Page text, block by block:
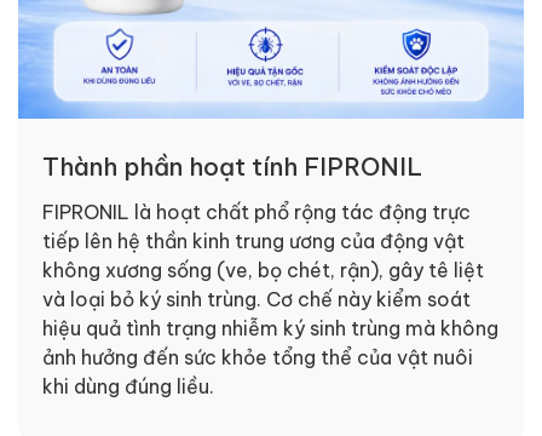
Thành phần hoạt tính FIPRONIL
FIPRONIL là hoạt chất phổ rộng tác động trực
tiếp lên hệ thần kinh trung ương của động vật
không xương sống (ve, bọ chét, rận), gây tê liệt
và loại bỏ ký sinh trùng. Cơ chế này kiểm soát
hiệu quả tình trạng nhiễm ký sinh trùng mà không
ảnh hưởng đến sức khỏe tổng thể của vật nuôi
khi dùng đúng liều.